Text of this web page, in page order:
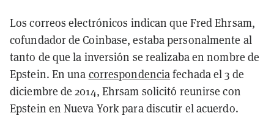
Los correos electrónicos indican que Fred Ehrsam,
cofundador de Coinbase, estaba personalmente al
tanto de que la inversión se realizaba en nombre de
Epstein. En una correspondenciafechada el 3 de
diciembre de 2014, Ehrsam solicitó reunirse con
Epstein en Nueva York para discutir el acuerdo.